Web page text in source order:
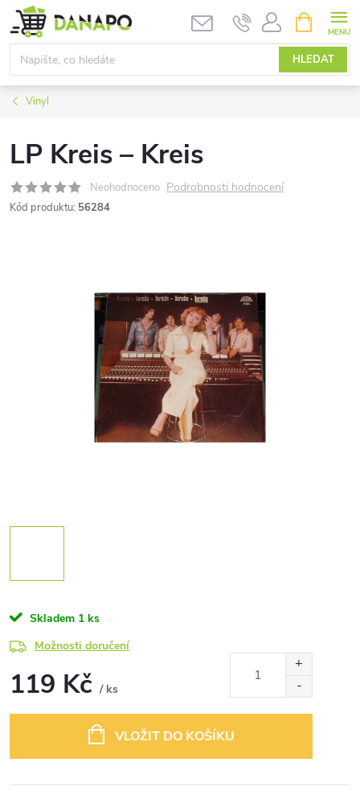
Přejít
na
obsah
HLEDAT
NÁKUPNÍ
KOŠÍK
Vinyl
LP Kreis – Kreis
Neohodnoceno Podrobnosti hodnocení
Kód produktu: 56284
Skladem 1 ks
Možnosti doručení
119 Kč / ks
VLOŽIT DO KOŠÍKU